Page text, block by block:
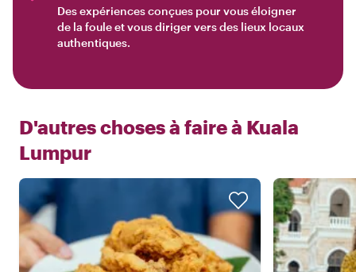
Des expériences conçues pour vous éloigner
de la foule et vous diriger vers des lieux locaux
authentiques.
D'autres choses à faire à Kuala
Lumpur